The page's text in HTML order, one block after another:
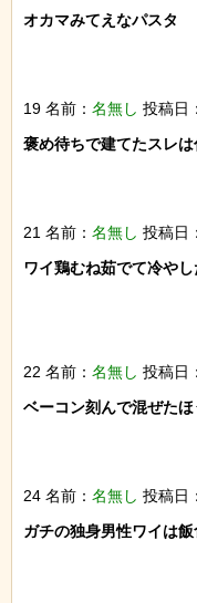
オカマみてえなパスタ
19 名前： 名無し 投稿日
褒め待ちで建てたスレ
21 名前： 名無し 投稿日
ワイ鶏むね茹でて冷や
22 名前： 名無し 投稿日
ベーコン刻んで混ぜたほ
24 名前： 名無し 投稿日
ガチの独身男性ワイは